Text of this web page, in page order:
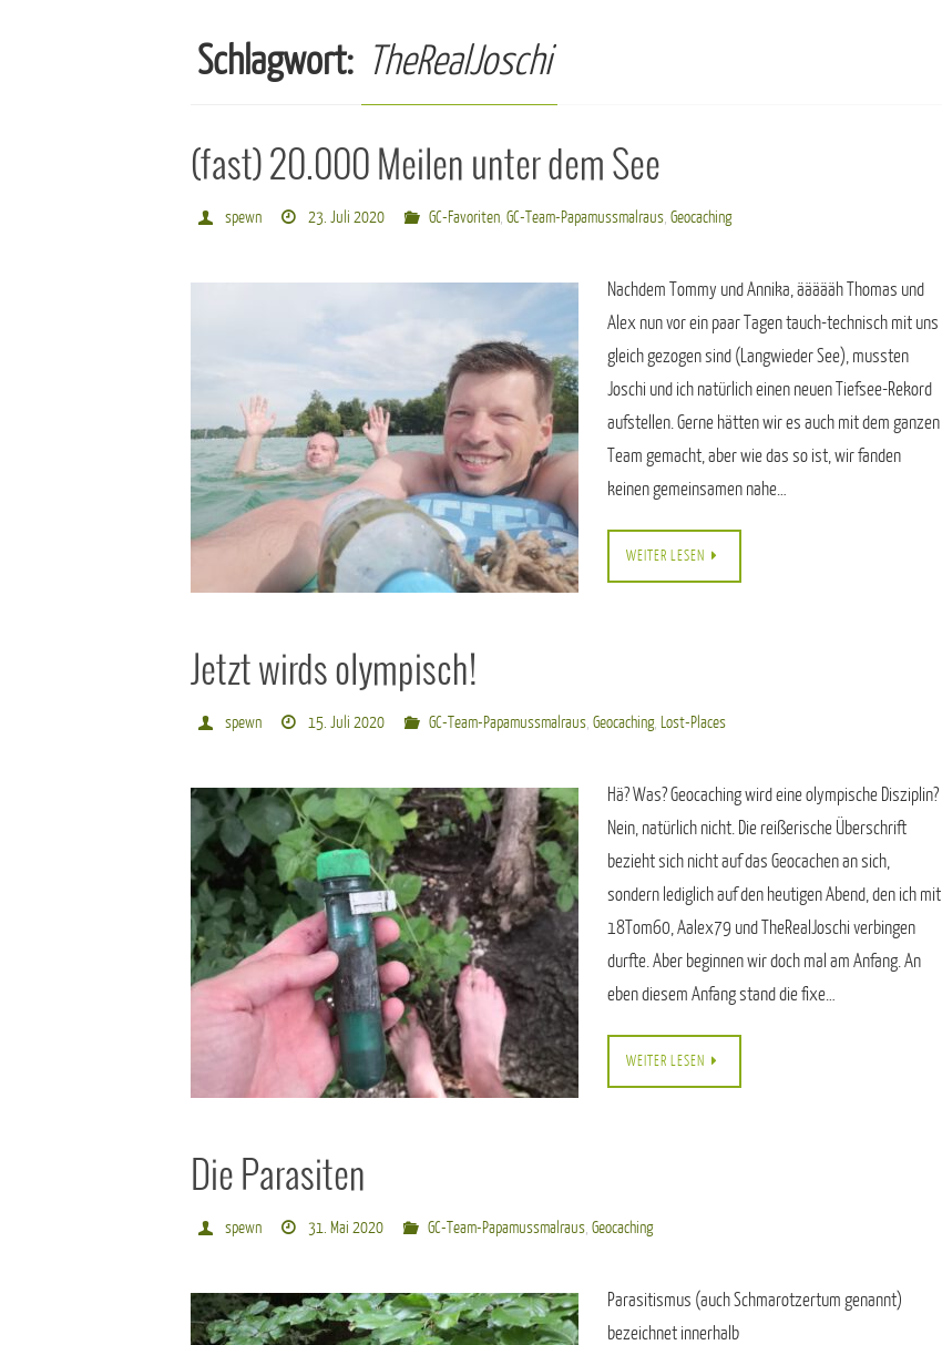
Schlagwort: TheRealJoschi
(fast) 20.000 Meilen unter dem See
spewn 23. Juli 2020 GC-Favoriten,GC-Team-Papamussmalraus,Geocaching
Nachdem Tommy und Annika, äääääh Thomas und
Alex nun vor ein paar Tagen tauch-technisch mit uns
gleich gezogen sind (Langwieder See), mussten
Joschi und ich natürlich einen neuen Tiefsee-Rekord
aufstellen. Gerne hätten wir es auch mit dem ganzen
Team gemacht, aber wie das so ist, wir fanden
keinen gemeinsamen nahe…
WEITER LESEN
Jetzt wirds olympisch!
spewn 15. Juli 2020 GC-Team-Papamussmalraus,Geocaching, Lost-Places
Hä? Was? Geocaching wird eine olympische Disziplin?
Nein, natürlich nicht. Die reißerische Überschrift
bezieht sich nicht auf das Geocachen an sich,
sondern lediglich auf den heutigen Abend, den ich mit
18Tom60, Aalex79 und TheRealJoschi verbingen
durfte. Aber beginnen wir doch mal am Anfang. An
eben diesem Anfang stand die fixe…
WEITER LESEN
Die Parasiten
spewn 31. Mai 2020 GC-Team-Papamussmalraus,Geocaching
Parasitismus (auch Schmarotzertum genannt)
bezeichnet innerhalb